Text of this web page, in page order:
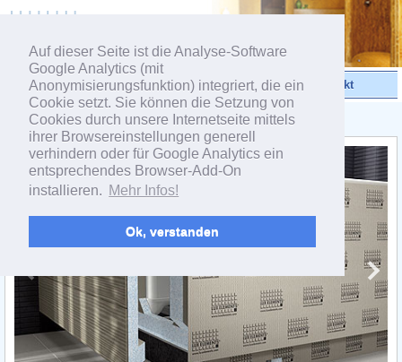
Auf dieser Seite ist die Analyse-Software
Google Analytics (mit
Anonymisierungsfunktion) integriert, die ein
Cookie setzt. Sie können die Setzung von
Cookies durch unsere Internetseite mittels
ihrer Browsereinstellungen generell
verhindern oder für Google Analytics ein
entsprechendes Browser-Add-On
installieren. Mehr Infos!
Ok, verstanden
Videos Produkte Kontakt
< Produktgruppe TOP
powered by webEdition CMS